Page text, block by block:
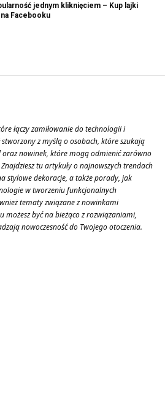
jednym kliknięciem – Kup lajki
Facebooku
łączy zamiłowanie do technologii i
z myślą o osobach, które szukają
nowinek, które mogą odmienić zarówno
tu artykuły o najnowszych trendach
stylowe dekoracje, a także porady, jak
w tworzeniu funkcjonalnych
tematy związane z nowinkami
możesz być na bieżąco z rozwiązaniami,
nowoczesność do Twojego otoczenia.